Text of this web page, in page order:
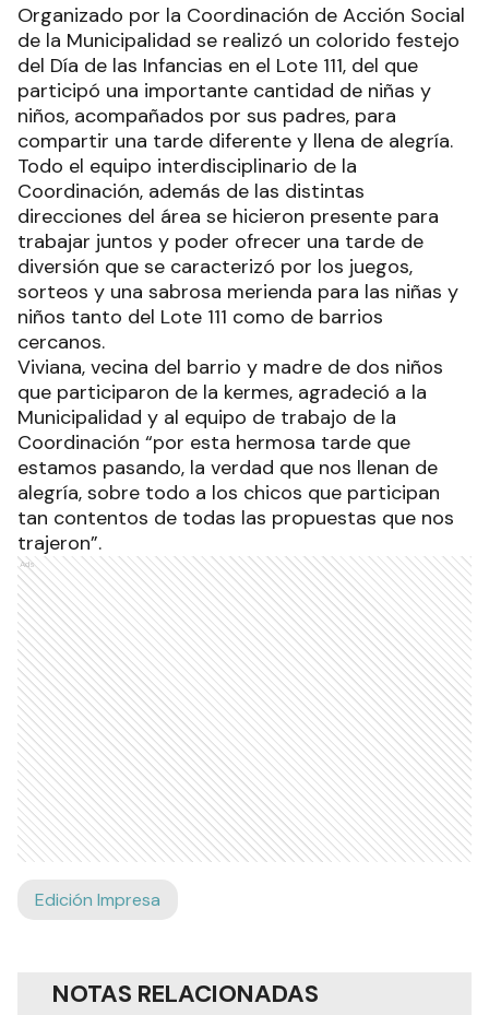
Organizado por la Coordinación de Acción Social
de la Municipalidad se realizó un colorido festejo
del Día de las Infancias en el Lote 111, del que
participó una importante cantidad de niñas y
niños, acompañados por sus padres, para
compartir una tarde diferente y llena de alegría.
Todo el equipo interdisciplinario de la
Coordinación, además de las distintas
direcciones del área se hicieron presente para
trabajar juntos y poder ofrecer una tarde de
diversión que se caracterizó por los juegos,
sorteos y una sabrosa merienda para las niñas y
niños tanto del Lote 111 como de barrios
cercanos.
Viviana, vecina del barrio y madre de dos niños
que participaron de la kermes, agradeció a la
Municipalidad y al equipo de trabajo de la
Coordinación “por esta hermosa tarde que
estamos pasando, la verdad que nos llenan de
alegría, sobre todo a los chicos que participan
tan contentos de todas las propuestas que nos
trajeron”.
Ads
Edición Impresa
NOTAS RELACIONADAS